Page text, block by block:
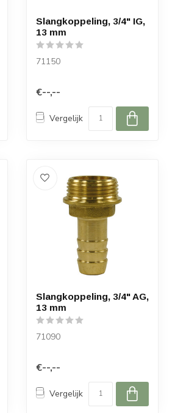
Slangkoppeling, 3/4" IG,
13 mm
71150
€--,--
Vergelijk
Slangkoppeling, 3/4" AG,
13 mm
71090
€--,--
Vergelijk